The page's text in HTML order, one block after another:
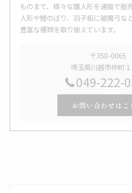
ものまで、様々な雛人形を通販で販
人形や鯉のぼり、羽子板に破魔弓な
豊富な種類を取り揃えています。
〒350-0065
埼玉県川越市仲町
049-222-
お問い合わせはこ